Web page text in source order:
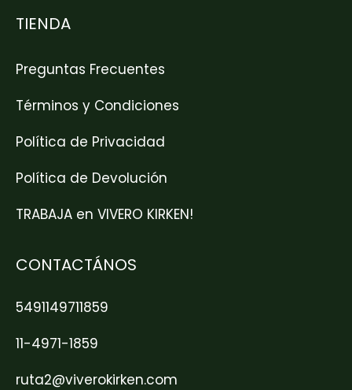
TIENDA
Preguntas Frecuentes
Términos y Condiciones
Política de Privacidad
Política de Devolución
TRABAJA en VIVERO KIRKEN!
CONTACTÁNOS
5491149711859
11-4971-1859
ruta2@viverokirken.com